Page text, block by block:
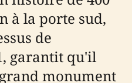
à la porte sud,
de
garantit qu'il
monument